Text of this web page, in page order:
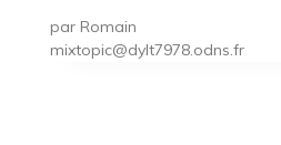
par Romain
mixtopic@dylt7978.odns.fr